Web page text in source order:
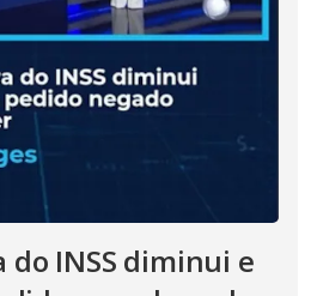
do INSS diminui e